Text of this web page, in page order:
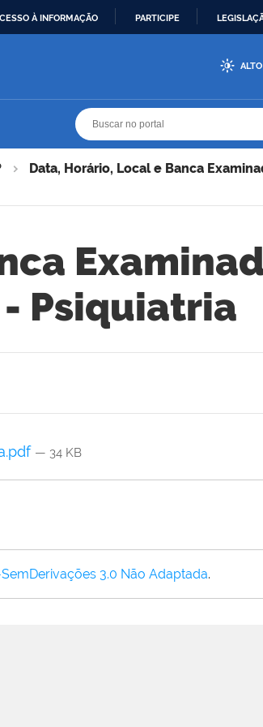
À INFORMAÇÃO PARTICIPE
Data, Horário, Local e Banca
Psiquiatria
— 34 KB
3.0 Não Adaptada.